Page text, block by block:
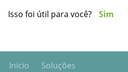
Isso foi útil para você? Sim
Início Soluções